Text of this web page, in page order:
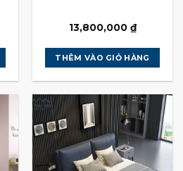
13,800,000 ₫
THÊM VÀO GIỎ HÀNG